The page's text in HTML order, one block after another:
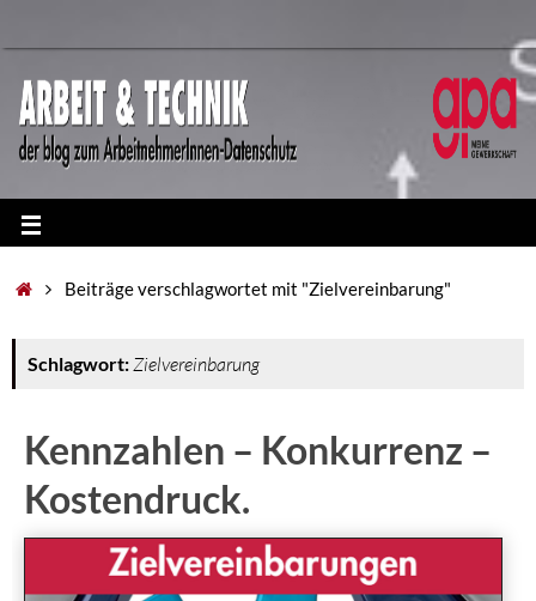
Beiträge verschlagwortet mit "Zielvereinbarung"
Schlagwort:Zielvereinbarung
Kennzahlen – Konkurrenz –
Kostendruck.